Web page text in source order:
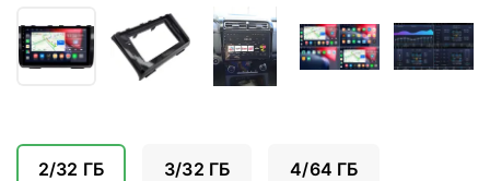
2/32 ГБ 3/32 ГБ 4/64 ГБ